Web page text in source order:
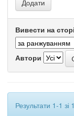
Вивести на
Автори
Результати 1-1